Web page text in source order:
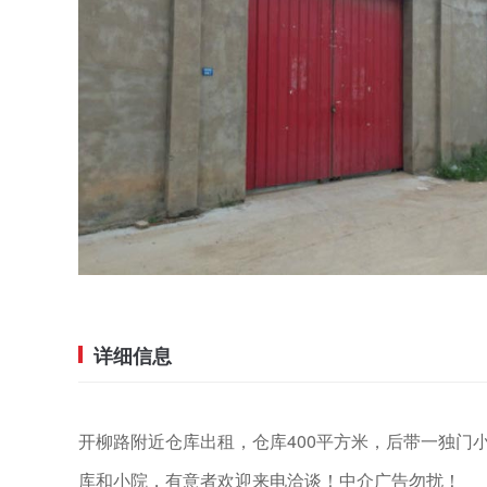
详细信息
开柳路附近仓库出租，仓库400平方米，后带一独门
库和小院，有意者欢迎来电洽谈！中介广告勿扰！